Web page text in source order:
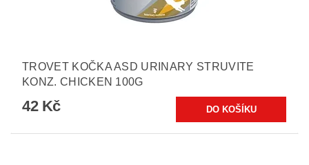
TROVET KOČKA ASD URINARY STRUVITE
KONZ. CHICKEN 100G
42 Kč